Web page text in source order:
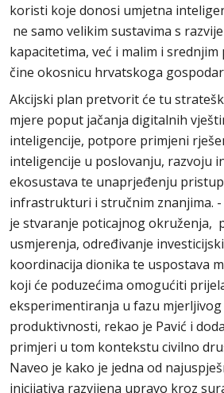
koristi koje donosi umjetna
ne samo velikim sustavima s
kapacitetima, već i malim i srednjim
čine okosnicu hrvatskoga
Akcijski plan pretvorit će tu
mjere poput jačanja digitalnih
inteligencije, potpore primjeni
inteligencije u poslovanju, razvoju
ekosustava te unaprjeđenju
infrastrukturi i stručnim znanjima.
je stvaranje poticajnog okruženja,
usmjerenja, određivanje
koordinacija dionika te uspostava
koji će poduzećima omogućiti
eksperimentiranja u fazu
produktivnosti, rekao je Pavić i
primjeri u tom kontekstu civilno
Naveo je kako je jedna od
inicijativa razvijena upravo kroz